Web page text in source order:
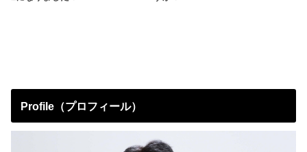
Profile（プロフィール）